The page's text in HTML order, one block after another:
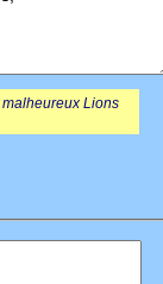
Lions